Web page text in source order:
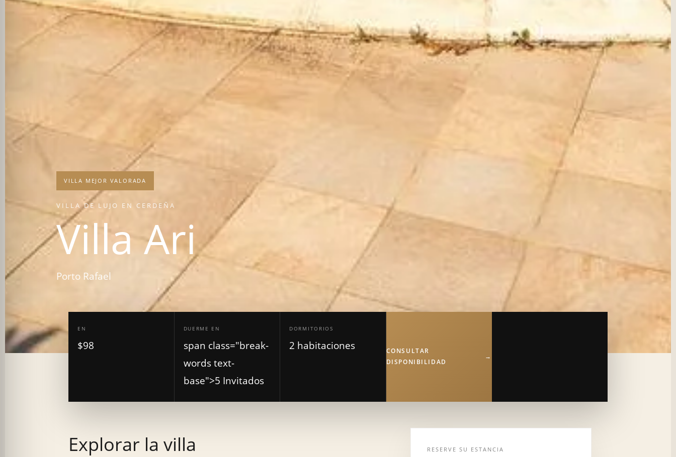
VILLA MEJOR VALORADA
VILLA DE LUJO EN CERDEÑA
Villa Ari
Porto Rafael
EN
$98
DUERME EN
span class="break-
words text-
base">5 Invitados
DORMITORIOS
2 habitaciones
CONSULTAR
DISPONIBILIDAD
Explorar la villa RESERVE SU ESTANCIA